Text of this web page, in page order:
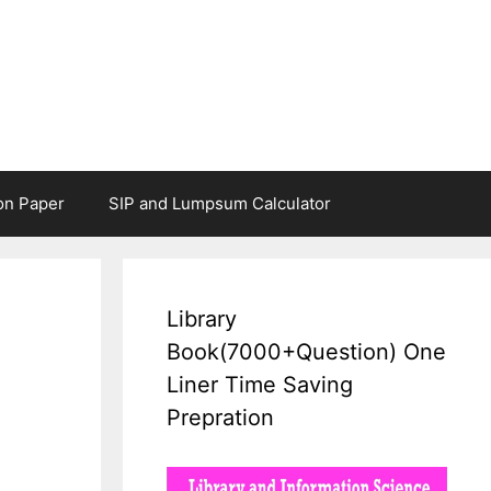
Paper SIP and Lumpsum Calculator
Library
Book(7000+Question) One
Liner Time Saving
Prepration